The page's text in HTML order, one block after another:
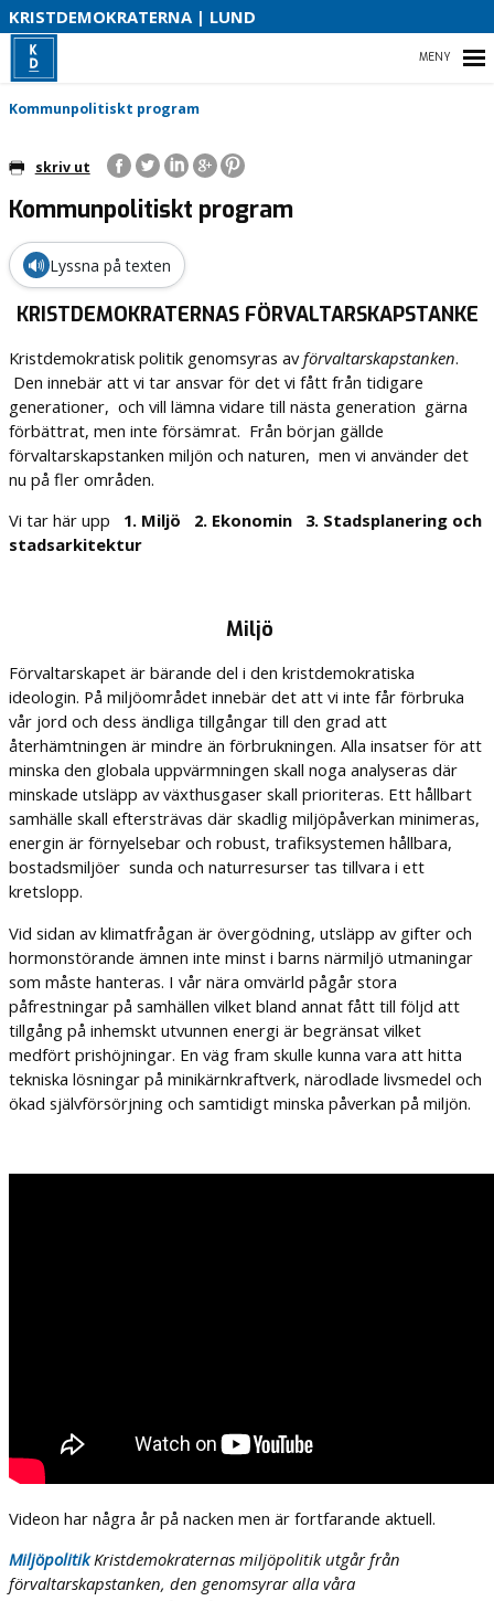
KRISTDEMOKRATERNA | LUND
HEM
STARTSIDA
VÅR POLITIK I LUND
VÅR PARTIAVDELNING
Kommunpolitiskt program
skriv ut
Kommunpolitiskt program
🔊 Lyssna på texten
KRISTDEMOKRATERNAS FÖRVALTARSKAPSTANKE
Kristdemokratisk politik genomsyras avförvaltarskapstanken.
Den innebär att vi tar ansvar för det vi fått från tidigare
generationer, och vill lämna vidare till nästa generation gärna
förbättrat, men inte försämrat. Från början gällde
förvaltarskapstanken miljön och naturen, men vi använder det
nu på fler områden.
Vi tar här upp
1. Miljö 2. Ekonomin 3. Stadsplanering och
stadsarkitektur
Miljö
Förvaltarskapet är bärande del i den kristdemokratiska
ideologin. På miljöområdet innebär det att vi inte får förbruka
vår jord och dess ändliga tillgångar till den grad att
återhämtningen är mindre än förbrukningen. Alla insatser för att
minska den globala uppvärmningen skall noga analyseras där
minskade utsläpp av växthusgaser skall prioriteras. Ett hållbart
samhälle skall eftersträvas där skadlig miljöpåverkan minimeras,
energin är förnyelsebar och robust, trafiksystemen hållbara,
bostadsmiljöer sunda och naturresurser tas tillvara i ett
kretslopp.
Vid sidan av klimatfrågan är övergödning, utsläpp av gifter och
hormonstörande ämnen inte minst i barns närmiljö utmaningar
som måste hanteras. I vår nära omvärld pågår stora
påfrestningar på samhällen vilket bland annat fått till följd att
tillgång på inhemskt utvunnen energi är begränsat vilket
medfört prishöjningar. En väg fram skulle kunna vara att hitta
tekniska lösningar på minikärnkraftverk, närodlade livsmedel och
ökad självförsörjning och samtidigt minska påverkan på miljön.
Videon har några år på nacken men är fortfarande aktuell.
MiljöpolitikKristdemokraternas miljöpolitik utgår från
förvaltarskapstanken, den genomsyrar alla våra